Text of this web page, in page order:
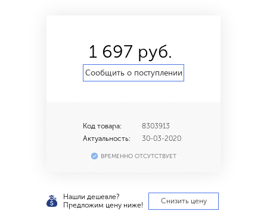
1 697 руб.
Сообщить о поступлении
Код товара:
8303913
Актуальность:
30-03-2020
ВРЕМЕННО ОТСУТСТВУЕТ
Нашли дешевле?
Предложим цену ниже!
Снизить цену